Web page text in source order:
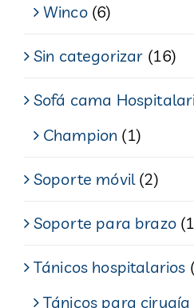
Winco (6)
Sin categorizar (16)
Sofá cama
Champion (1)
Soporte móvil (2)
Soporte para brazo
Tánicos hospitalarios
Tánicos para cirugía